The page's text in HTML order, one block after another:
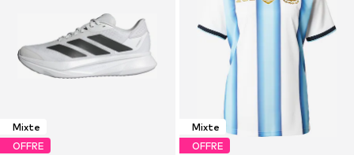
Mixte
OFFRE
Mixte
OFFRE